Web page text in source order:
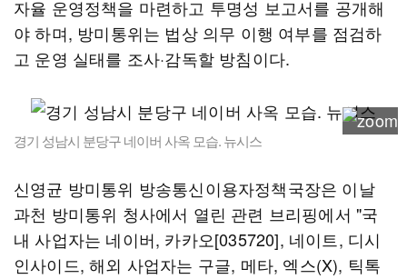
자율 운영정책을 마련하고 투명성 보고서를 공개해
야 하며, 방미통위는 법상 의무 이행 여부를 점검하
고 운영 실태를 조사·감독할 방침이다.
경기 성남시 분당구 네이버 사옥 모습. 뉴시스
신영균 방미통위 방송통신이용자정책국장은 이날
과천 방미통위 청사에서 열린 관련 브리핑에서 "국
내 사업자는 네이버, 카카오[035720], 네이트, 디시
인사이드, 해외 사업자는 구글, 메타, 엑스(X), 틱톡